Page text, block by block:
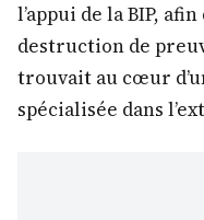
l’appui de la BIP,
destruction de
trouvait au cœur
spécialisée dans